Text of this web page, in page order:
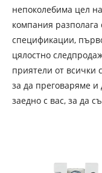
непоколебима цел
компания разполага
спецификации,
цялостно
приятели от всички
за да преговаряме
заедно с вас, за да